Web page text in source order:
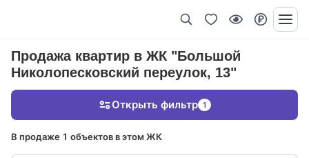
Продажа квартир в ЖК "Большой
Николопесковский переулок, 13"
В продаже 1 объектов в этом ЖК
Открыть фильтр 1